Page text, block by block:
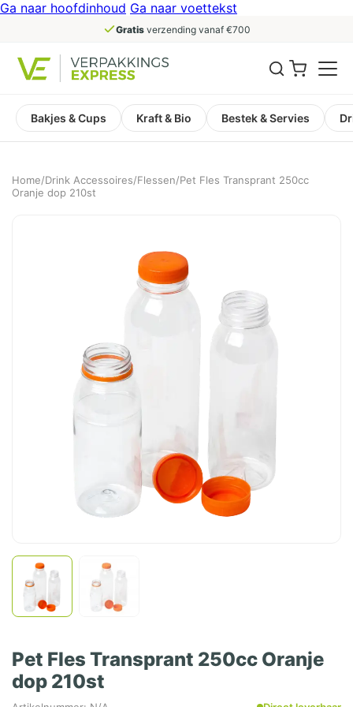
Ga naar hoofdinhoud Ga naar voettekst
Gratisverzending vanaf €700
Bakjes & Cups Kraft & Bio Bestek & Servies
Home/Drink Accessoires/Flessen/Pet Fles Transprant 250cc
Oranje dop 210st
Pet Fles Transprant 250cc Oranje
dop 210st